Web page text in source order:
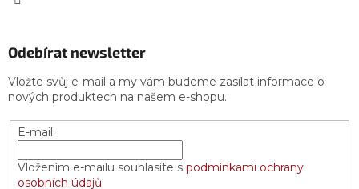
Odebírat newsletter
Vložte svůj e-mail a my vám budeme zasílat informace o
nových produktech na našem e-shopu.
E-mail
Vložením e-mailu souhlasíte s podmínkami ochrany
osobních údajů